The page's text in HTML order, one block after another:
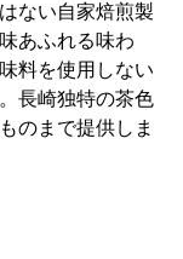
ない自家焙煎製
あふれる味わ
料を使用しない
長崎独特の茶色
のまで提供しま